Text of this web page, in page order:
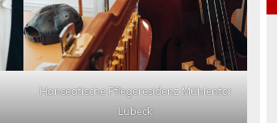
Hanseatische Pflegeresidenz Mühlentor
Lübeck